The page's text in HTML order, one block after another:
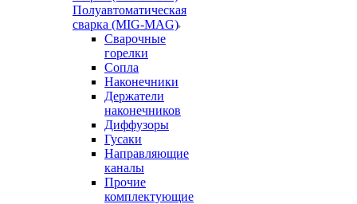
Полуавтоматическая
сварка (MIG-MAG)
Сварочные
горелки
Сопла
Наконечники
Держатели
наконечников
Диффузоры
Гусаки
Направляющие
каналы
Прочие
комплектующие